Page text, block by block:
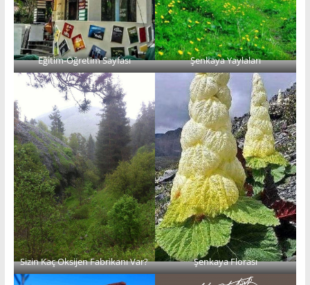
Eğitim-Öğretim Sayfası Şenkaya Yaylaları
Sizin Kaç Oksijen Fabrikanı Var? Şenkaya Florası